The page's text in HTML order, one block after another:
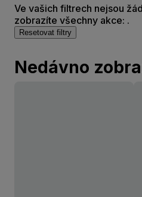
Ve vašich filtrech nejsou
zobrazíte všechny akce: .
Resetovat filtry
Nedávno